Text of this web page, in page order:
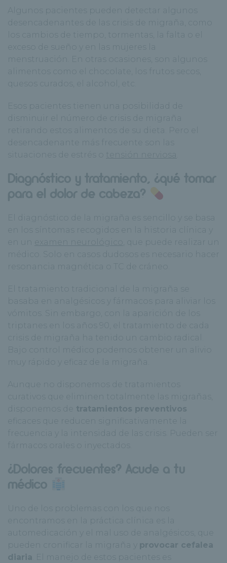
Algunos pacientes pueden detectar algunos
desencadenantes de las crisis de migraña, como
los cambios de tiempo, tormentas, la falta o el
exceso de sueño y en las mujeres la
menstruación. En otras ocasiones, son algunos
alimentos como el chocolate, los frutos secos,
quesos curados, el alcohol, etc.
Esos pacientes tienen una posibilidad de
disminuir el número de crisis de migraña
retirando estos alimentos de su dieta. Pero el
desencadenante más frecuente son las
situaciones de estrés o
tensión nerviosa
Diagnóstico y tratamiento, ¿qué tomar
para el dolor de cabeza?
El diagnóstico de la migraña es sencillo y se basa
en los síntomas recogidos en la historia clínica y
en un examen neurológico
, que puede realizar un
médico. Solo en casos dudosos es necesario hacer
resonancia magnética o TC de cráneo.
El tratamiento tradicional de la migraña se
basaba en analgésicos y fármacos para aliviar los
vómitos. Sin embargo, con la aparición de los
triptanes en los años 90, el tratamiento de cada
crisis de migraña ha tenido un cambio radical.
Bajo control médico podemos obtener un alivio
muy rápido y eficaz de la migraña.
Aunque no disponemos de tratamientos
curativos que eliminen totalmente las migrañas,
disponemos de
tratamientos preventivos
eficaces que reducen significativamente la
frecuencia y la intensidad de las crisis. Pueden ser
fármacos orales o inyectados.
¿Dolores frecuentes? Acude a tu
médico
Uno de los problemas con los que nos
encontramos en la práctica clínica es la
automedicación y el mal uso de analgésicos, que
pueden cronificar la migraña y provocar cefalea
diaria . El manejo de estos pacientes es